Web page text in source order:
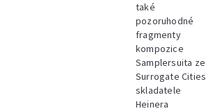
také
pozoruhodné
fragmenty
kompozice
Samplersuita ze
Surrogate Cities
skladatele
Heinera